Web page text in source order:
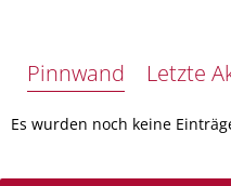
Pinnwand Letzte
Es wurden noch keine